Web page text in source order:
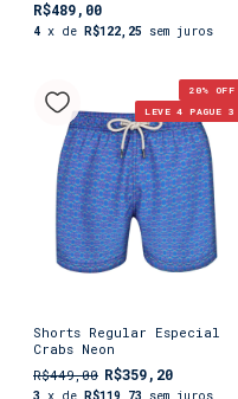
R$489,00
4 x de R$122,25 sem juros
20% OFF
LEVE 4 PAGUE 3
Shorts Regular Especial
Crabs Neon
R$449,00 R$359,20
3 x de R$119,73 sem juros